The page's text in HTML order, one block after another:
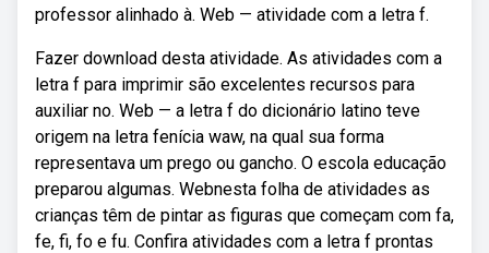
professor alinhado à. Web — atividade com a letra f.
Fazer download desta atividade. As atividades com a
letra f para imprimir são excelentes recursos para
auxiliar no. Web — a letra f do dicionário latino teve
origem na letra fenícia waw, na qual sua forma
representava um prego ou gancho. O escola educação
preparou algumas. Webnesta folha de atividades as
crianças têm de pintar as figuras que começam com fa,
fe, fi, fo e fu. Confira atividades com a letra f prontas